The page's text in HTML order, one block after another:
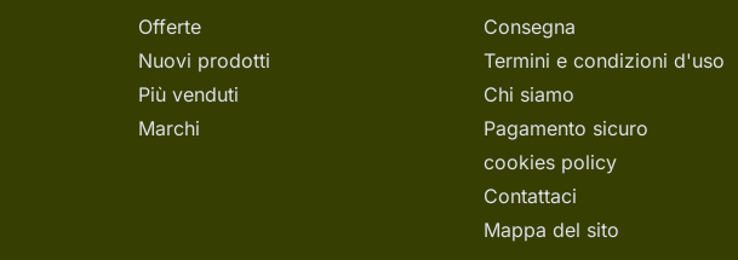
Offerte
Nuovi prodotti
Più venduti
Marchi
Consegna
Termini e condizioni d'uso
Chi siamo
Pagamento sicuro
cookies policy
Contattaci
Mappa del sito